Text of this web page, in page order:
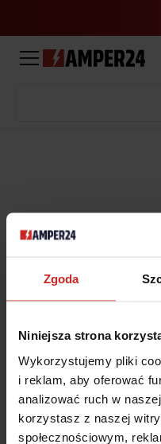
Zgoda
Niniejsza strona
Wykorzystujemy pliki
i reklam, aby oferować
analizować ruch w
korzystasz z naszej
społecznościowym,